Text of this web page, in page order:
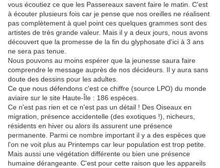
vous écoutiez ce que les Passereaux savent faire le matin. C'est
à écouter plusieurs fois car je pense que nos oreilles ne réalisent
pas complètement à quel point ces quelques grammes sont des
artistes de très grande valeur. Mais il y a deux jours, nous avons
découvert que la promesse de la fin du glyphosate d'ici à 3 ans
ne sera pas tenue.
Nous pouvons au moins espérer que la jeunesse saura faire
comprendre le message auprès de nos décideurs. Il y aura sans
doute des dessins pour les adultes.
Ce que nous défendons c'est ce chiffre (source LPO) du monde
aviaire sur le site Haute-Île : 186 espèces.
Ce n'est pas rien et ce n'est pas un détail ! Des Oiseaux en
migration, présence accidentelle (des exotiques !), nicheurs,
résidents en hiver ou alors ils assurent une présence
permanente. Parmi ce nombre important il y a des espèces que
l'on ne voit plus au Printemps car leur population est trop petite.
Mais aussi une végétation différente ou bien une présence
humaine dérangeante. C'est pour cette raison que les appareils